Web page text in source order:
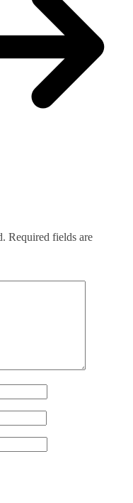
Required fields are